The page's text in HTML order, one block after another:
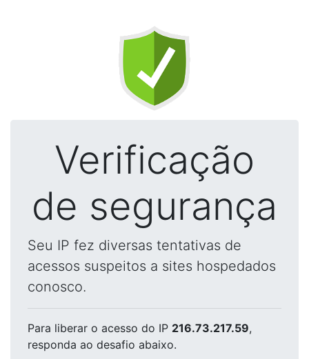
Verificação
de segurança
Seu IP fez diversas tentativas de
acessos suspeitos a sites hospedados
conosco.
Para liberar o acesso do IP 216.73.217.59,
responda ao desafio abaixo.